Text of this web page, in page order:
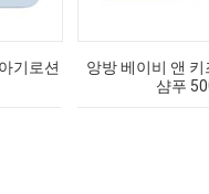
기로션
앙방 베이비 앤
샴푸